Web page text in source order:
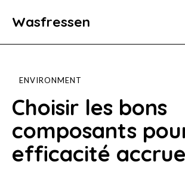
Wasfressen
Home
Environment
Food
Fun Facts
ENVIRONMENT
Choisir les bons
composants
efficacité accrue